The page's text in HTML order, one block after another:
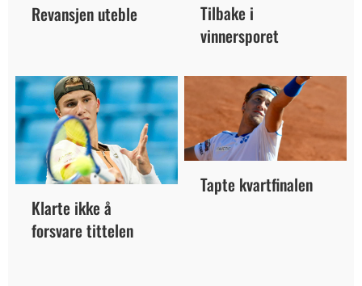
Revansjen uteble
Tilbake i
vinnersporet
Klarte ikke å
forsvare tittelen
Tapte kvartfinalen